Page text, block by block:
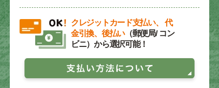
クレジットカード支払い、 代
金引換、後払い（郵便局/ コン
ビニ）から選択可能！